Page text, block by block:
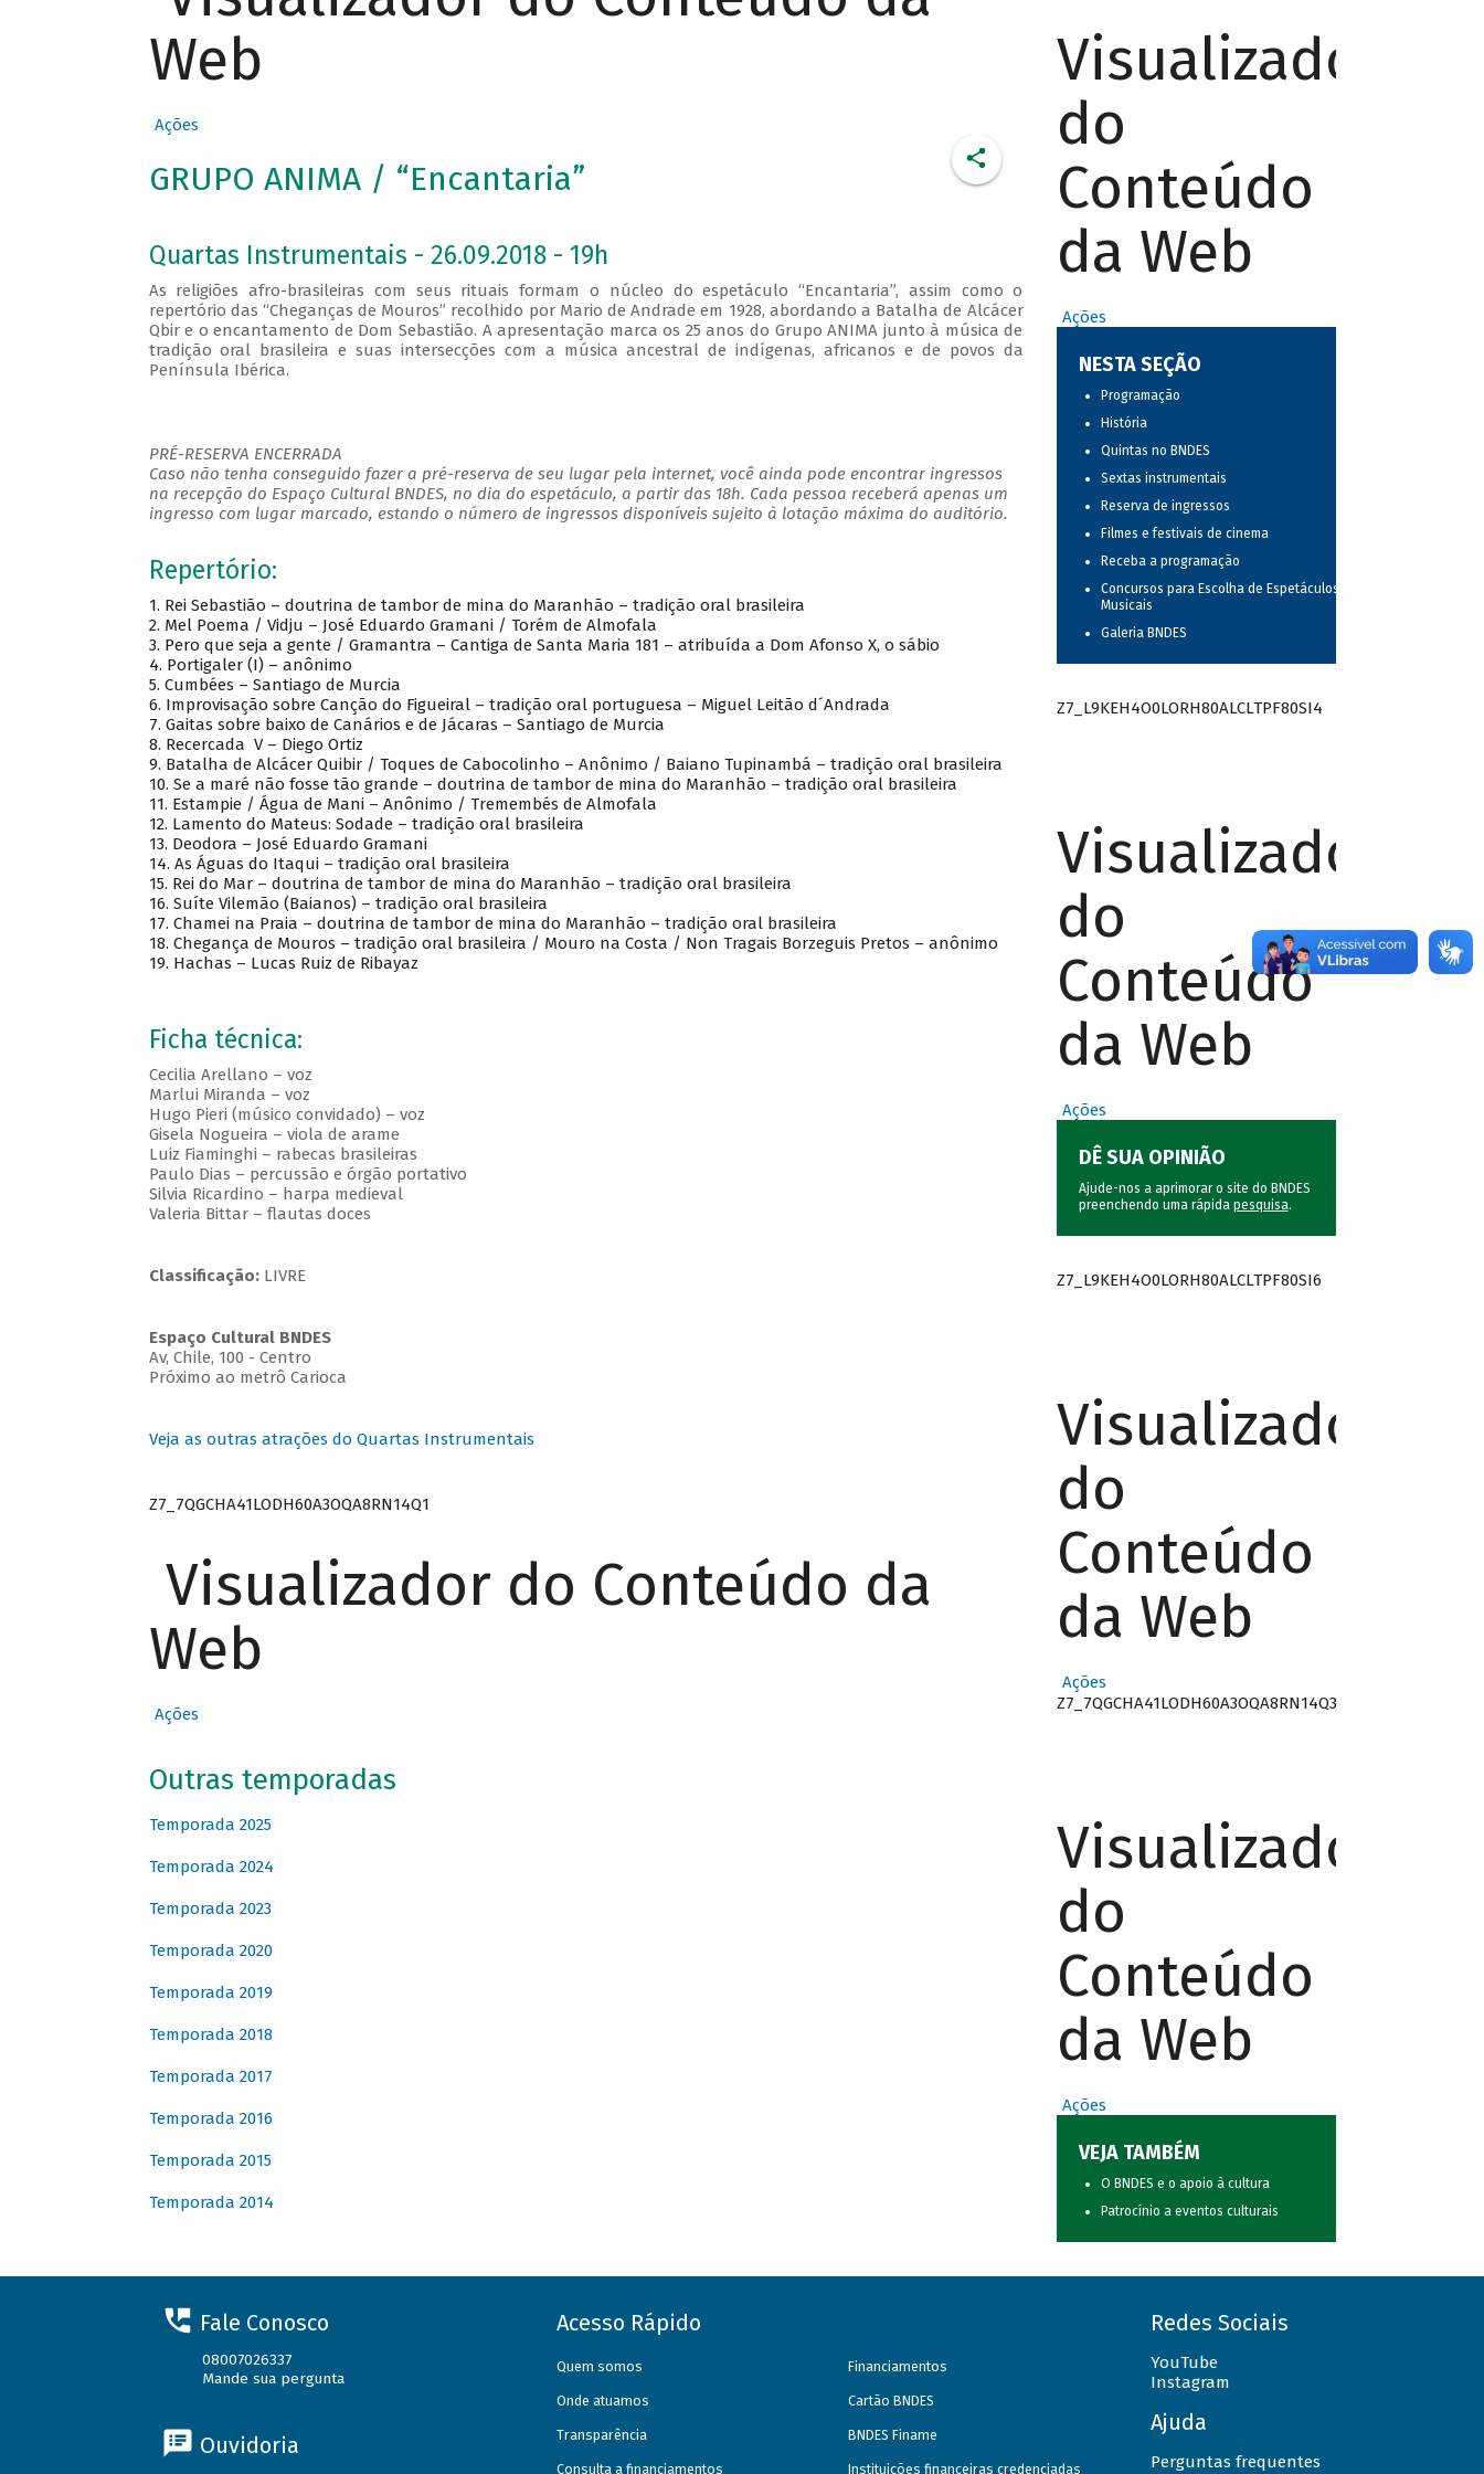
Web
Ações
GRUPO ANIMA / “Encantaria”
Quartas Instrumentais - 26.09.2018 - 19h
As religiões afro-brasileiras com seus rituais formam o núcleo do espetáculo “Encantaria”, assim como o
repertório das “Cheganças de Mouros” recolhido por Mario de Andrade em 1928, abordando a Batalha de Alcácer
Qbir e o encantamento de Dom Sebastião. A apresentação marca os 25 anos do Grupo ANIMA junto à música de
tradição oral brasileira e suas intersecções com a música ancestral de indígenas, africanos e de povos da
Península Ibérica.
PRÉ-RESERVA ENCERRADA
Caso não tenha conseguido fazer a pré-reserva de seu lugar pela internet, você ainda pode encontrar ingressos
na recepção do Espaço Cultural BNDES, no dia do espetáculo, a partir das 18h. Cada pessoa receberá apenas um
ingresso com lugar marcado, estando o número de ingressos disponíveis sujeito à lotação máxima do auditório.
Repertório:
1. Rei Sebastião – doutrina de tambor de mina do Maranhão – tradição oral brasileira
2. Mel Poema / Vidju – José Eduardo Gramani / Torém de Almofala
3. Pero que seja a gente / Gramantra – Cantiga de Santa Maria 181 – atribuída a Dom Afonso X, o sábio
4. Portigaler (I) – anônimo
5. Cumbées – Santiago de Murcia
6. Improvisação sobre Canção do Figueiral – tradição oral portuguesa – Miguel Leitão d´Andrada
7. Gaitas sobre baixo de Canários e de Jácaras – Santiago de Murcia
8. Recercada V – Diego Ortiz
9. Batalha de Alcácer Quibir / Toques de Cabocolinho – Anônimo / Baiano Tupinambá – tradição oral brasileira
10. Se a maré não fosse tão grande – doutrina de tambor de mina do Maranhão – tradição oral brasileira
11. Estampie / Água de Mani – Anônimo / Tremembés de Almofala
12. Lamento do Mateus: Sodade – tradição oral brasileira
13. Deodora – José Eduardo Gramani
14. As Águas do Itaqui – tradição oral brasileira
15. Rei do Mar – doutrina de tambor de mina do Maranhão – tradição oral brasileira
16. Suíte Vilemão (Baianos) – tradição oral brasileira
17. Chamei na Praia – doutrina de tambor de mina do Maranhão – tradição oral brasileira
18. Chegança de Mouros – tradição oral brasileira / Mouro na Costa / Non Tragais Borzeguis Pretos – anônimo
19. Hachas – Lucas Ruiz de Ribayaz
Ficha técnica:
Cecilia Arellano – voz
Marlui Miranda – voz
Hugo Pieri (músico convidado) – voz
Gisela Nogueira – viola de arame
Luiz Fiaminghi – rabecas brasileiras
Paulo Dias – percussão e órgão portativo
Silvia Ricardino – harpa medieval
Valeria Bittar – flautas doces
Classificação:LIVRE
Espaço Cultural BNDES
Av, Chile, 100 - Centro
Próximo ao metrô Carioca
Veja as outras atrações do Quartas Instrumentais
Z7_7QGCHA41LODH60A3OQA8RN14Q1
Visualizador do Conteúdo da
Web
Ações
Outras temporadas
Temporada 2025
Temporada 2024
Temporada 2023
Temporada 2020
Temporada 2019
Temporada 2018
Temporada 2017
Temporada 2016
Temporada 2015
Temporada 2014
Visualizador
do
Conteúdo
da Web
Ações
NESTA SEÇÃO
Programação
História
Quintas no BNDES
Sextas instrumentais
Reserva de ingressos
Filmes e festivais de cinema
Receba a programação
Concursos para Escolha de Espetáculos
Musicais
Galeria BNDES
Z7_L9KEH4O0LORH80ALCLTPF80SI4
Visualizador
do
Conteúdo
da Web
Ações
DÊ SUA OPINIÃO
Ajude-nos a aprimorar o site do BNDES
preenchendo uma rápida pesquisa.
Z7_L9KEH4O0LORH80ALCLTPF80SI6
Visualizador
do
Conteúdo
da Web
Ações
Z7_7QGCHA41LODH60A3OQA8RN14Q3
Visualizador
do
Conteúdo
da Web
Ações
VEJA TAMBÉM
O BNDES e o apoio à cultura
Patrocínio a eventos culturais
Fale Conosco
08007026337
Mande sua pergunta
Ouvidoria
Acesso Rápido
Quem somos
Onde atuamos
Transparência
Consulta a financiamentos
Financiamentos
Cartão BNDES
BNDES Finame
Instituições financeiras credenciadas
Redes Sociais
YouTube
Instagram
Ajuda
Perguntas frequentes